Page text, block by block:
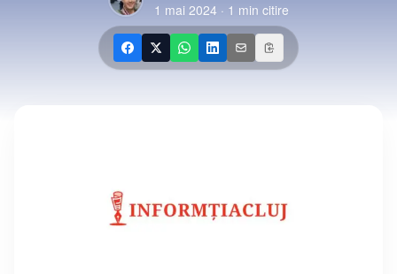
1 mai 2024 · 1 min citire